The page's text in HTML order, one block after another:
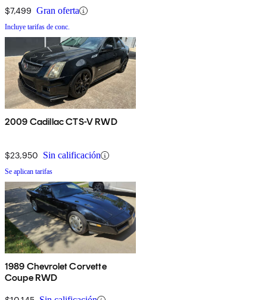
$7,499 Gran oferta
Incluye tarifas de conc.
2009 Cadillac CTS-V RWD
$23,950 Sin calificación
Se aplican tarifas
1989 Chevrolet Corvette
Coupe RWD